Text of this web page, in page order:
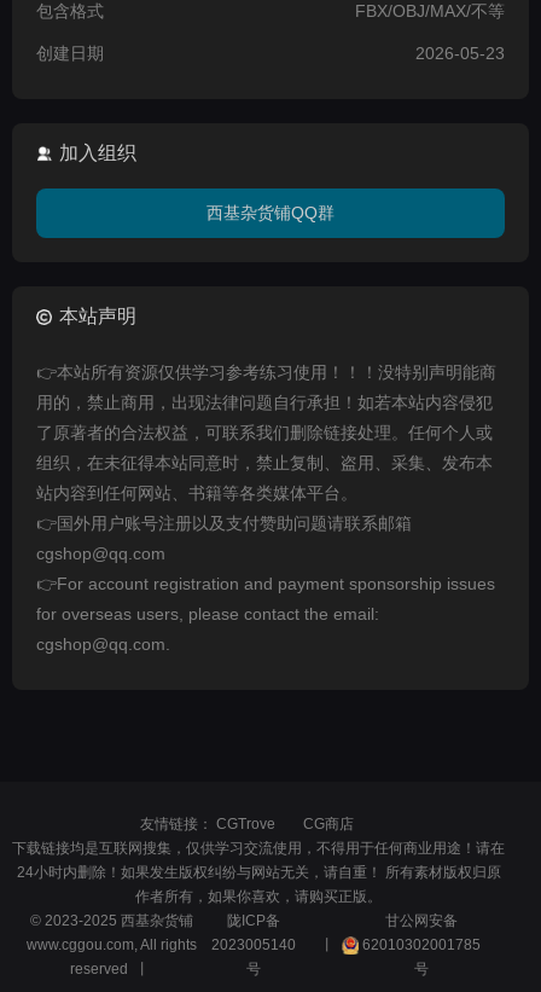
包含格式 FBX/OBJ/MAX/不等
创建日期 2026-05-23
加入组织
西基杂货铺QQ群
本站声明
👉本站所有资源仅供学习参考练习使用！！！没特别声明能商
用的，禁止商用，出现法律问题自行承担！如若本站内容侵犯
了原著者的合法权益，可联系我们删除链接处理。任何个人或
组织，在未征得本站同意时，禁止复制、盗用、采集、发布本
站内容到任何网站、书籍等各类媒体平台。
👉国外用户账号注册以及支付赞助问题请联系邮箱
cgshop@qq.com
👉For account registration and payment sponsorship issues
for overseas users, please contact the email:
cgshop@qq.com.
友情链接： CGTrove
CG商店
下载链接均是互联网搜集，仅供学习交流使用，不得用于任何商业用途！请在
24小时内删除！如果发生版权纠纷与网站无关，请自重！ 所有素材版权归原
作者所有，如果你喜欢，请购买正版。
© 2023-2025 西基杂货铺
www.cggou.com, All rights
reserved 丨
陇ICP备
2023005140
号
甘公网安备
62010302001785
号